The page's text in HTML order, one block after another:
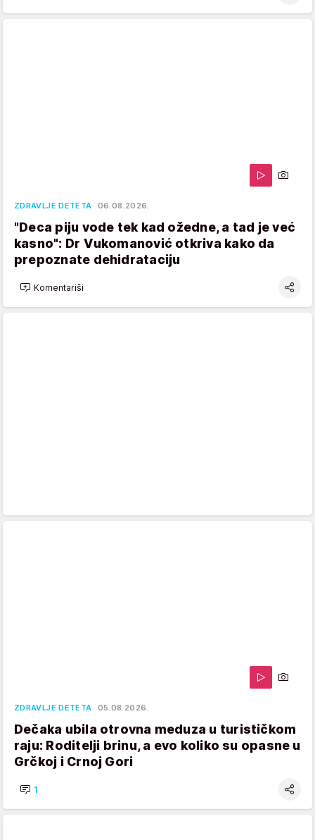
ZDRAVLJE DETETA 06.08.2026.
"Deca piju vode tek kad ožedne, a tad je već
kasno": Dr Vukomanović otkriva kako da
prepoznate dehidrataciju
Komentariši
ZDRAVLJE DETETA 05.08.2026.
Dečaka ubila otrovna meduza u turističkom
raju: Roditelji brinu, a evo koliko su opasne u
Grčkoj i Crnoj Gori
1